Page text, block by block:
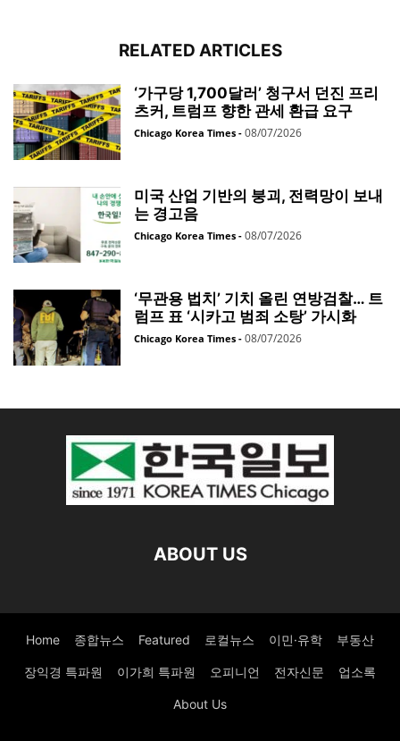
RELATED ARTICLES
‘가구당 1,700달러’ 청구서 던진 프리
츠커, 트럼프 향한 관세 환급 요구
Chicago Korea Times - 08/07/2026
미국 산업 기반의 붕괴, 전력망이 보내
는 경고음
Chicago Korea Times - 08/07/2026
‘무관용 법치’ 기치 올린 연방검찰… 트
럼프 표 ‘시카고 범죄 소탕’ 가시화
Chicago Korea Times - 08/07/2026
ABOUT US
Home 종합뉴스 Featured 로컬뉴스 이민·유학 부동산
장익경 특파원 이가희 특파원 오피니언 전자신문 업소록
About Us